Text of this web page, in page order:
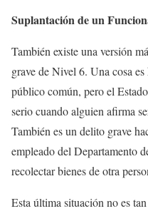
Suplantación de un
También existe una versión
grave de Nivel 6. Una cosa
público común, pero el
serio cuando alguien afirma
También es un delito grave
empleado del Departamento
recolectar bienes de otra
Esta última situación no es